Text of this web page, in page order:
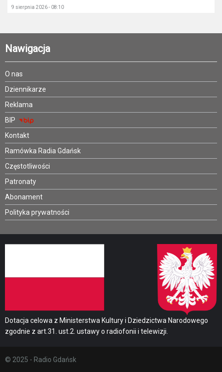
9 sierpnia 2026 - 08:10
Nawigacja
O nas
Dziennikarze
Reklama
BIP
Kontakt
Ramówka Radia Gdańsk
Częstotliwości
Patronaty
Abonament
Polityka prywatności
Dotacja celowa z Ministerstwa Kultury i Dziedzictwa Narodowego
zgodnie z art.31. ust.2. ustawy o radiofonii i telewizji.
© 2025 - Radio Gdańsk